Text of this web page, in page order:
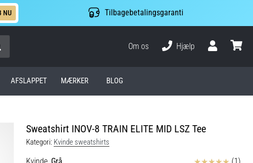
NU Tilbagebetalingsgaranti
Om os
Hjælp
AFSLAPPET MÆRKER BLOG
Sweatshirt INOV-8 TRAIN ELITE MID LSZ Tee
Kategori: Kvinde sweatshirts
Anmeldelser